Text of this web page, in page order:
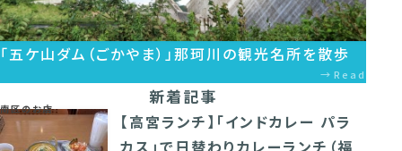
「五ケ山ダム（ごかやま）」那珂川の観光名所を散歩
Read
新着記事
南区のお店
【高宮ランチ】「インドカレー パラ
カス」で日替わりカレーランチ（福